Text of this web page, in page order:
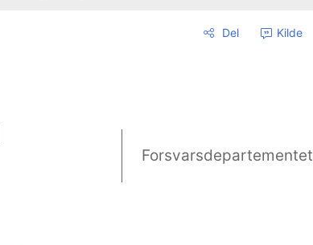
Del Kilde
Forsvarsdepartementet